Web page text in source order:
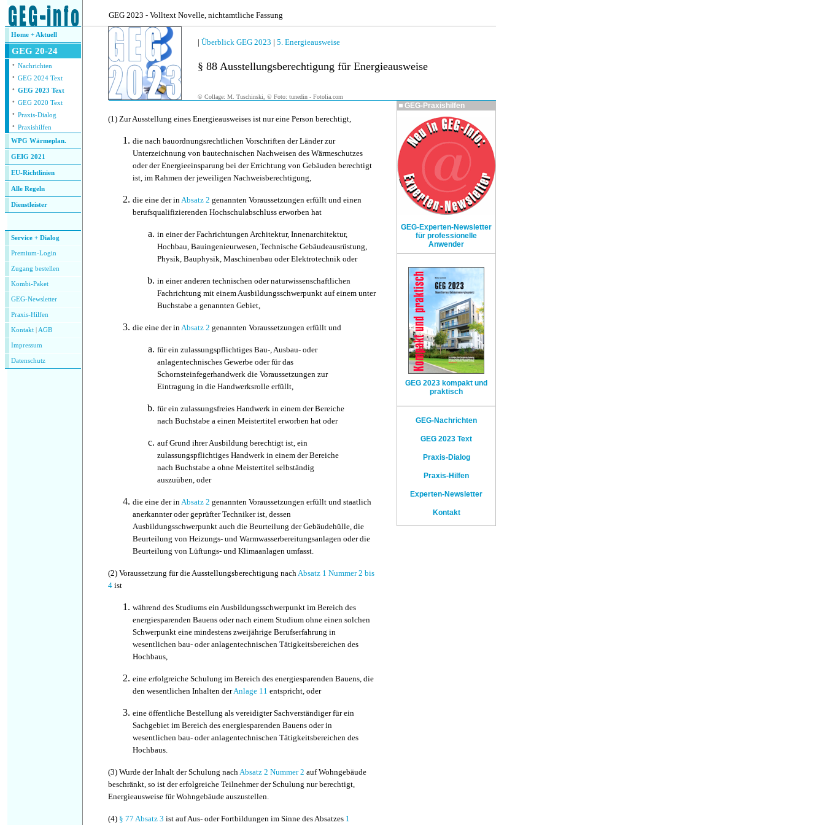
GEG 2023 - Volltext Novelle, nichtamtliche Fassung
Home + Aktuell
GEG 20-24
· Nachrichten
· GEG 2024 Text
· GEG 2023 Text
· GEG 2020 Text
· Praxis-Dialog
· Praxishilfen
WPG Wärmeplan.
GEIG 2021
EU-Richtlinien
Alle Regeln
Dienstleister
Service + Dialog
Premium-Login
Zugang bestellen
Kombi-Paket
GEG-Newsletter
Praxis-Hilfen
Kontakt AGB
Impressum
Datenschutz
| Überblick GEG 2023 | 5. Energieausweise
§ 88 Ausstellungsberechtigung für Energieausweise
© Collage: M. Tuschinski, © Foto: tunedin - Fotolia.com
(1) Zur Ausstellung eines Energieausweises ist nur eine Person berechtigt,
die nach bauordnungsrechtlichen Vorschriften der Länder zur
Unterzeichnung von bautechnischen Nachweisen des Wärmeschutzes
oder der Energieeinsparung bei der Errichtung von Gebäuden berechtigt
ist, im Rahmen der jeweiligen Nachweisberechtigung,
die eine der inAbsatz 2 genannten Voraussetzungen erfüllt und einen
berufsqualifizierenden Hochschulabschluss erworben hat
in einer der Fachrichtungen Architektur, Innenarchitektur,
Hochbau, Bauingenieurwesen, Technische Gebäudeausrüstung,
Physik, Bauphysik, Maschinenbau oder Elektrotechnik oder
in einer anderen technischen oder naturwissenschaftlichen
Fachrichtung mit einem Ausbildungsschwerpunkt auf einem unter
Buchstabe a genannten Gebiet,
die eine der inAbsatz 2 genannten Voraussetzungen erfüllt und
für ein zulassungspflichtiges Bau-, Ausbau- oder
anlagentechnisches Gewerbe oder für das
Schornsteinfegerhandwerk die Voraussetzungen zur
Eintragung in die Handwerksrolle erfüllt,
für ein zulassungsfreies Handwerk in einem der Bereiche
nach Buchstabe a einen Meistertitel erworben hat oder
auf Grund ihrer Ausbildung berechtigt ist, ein
zulassungspflichtiges Handwerk in einem der Bereiche
nach Buchstabe a ohne Meistertitel selbständig
auszuüben, oder
die eine der inAbsatz 2 genannten Voraussetzungen erfüllt und staatlich
anerkannter oder geprüfter Techniker ist, dessen
Ausbildungsschwerpunkt auch die Beurteilung der Gebäudehülle, die
Beurteilung von Heizungs- und Warmwasserbereitungsanlagen oder die
Beurteilung von Lüftungs- und Klimaanlagen umfasst.
(2) Voraussetzung für die Ausstellungsberechtigung nachAbsatz 1 Nummer 2 bis
4 ist
während des Studiums ein Ausbildungsschwerpunkt im Bereich des
energiesparenden Bauens oder nach einem Studium ohne einen solchen
Schwerpunkt eine mindestens zweijährige Berufserfahrung in
wesentlichen bau- oder anlagentechnischen Tätigkeitsbereichen des
Hochbaus,
eine erfolgreiche Schulung im Bereich des energiesparenden Bauens, die
den wesentlichen Inhalten derAnlage 11 entspricht, oder
eine öffentliche Bestellung als vereidigter Sachverständiger für ein
Sachgebiet im Bereich des energiesparenden Bauens oder in
wesentlichen bau- oder anlagentechnischen Tätigkeitsbereichen des
Hochbaus.
(3) Wurde der Inhalt der Schulung nachAbsatz 2 Nummer 2 auf Wohngebäude
beschränkt, so ist der erfolgreiche Teilnehmer der Schulung nur berechtigt,
Energieausweise für Wohngebäude auszustellen.
(4) § 77 Absatz 3 ist auf Aus- oder Fortbildungen im Sinne des Absatzes 1
GEG-Praxishilfen
GEG-Experten-Newsletter
für professionelle
Anwender
GEG 2023 kompakt und
praktisch
GEG-Nachrichten
GEG 2023 Text
Praxis-Dialog
Praxis-Hilfen
Experten-Newsletter
Kontakt